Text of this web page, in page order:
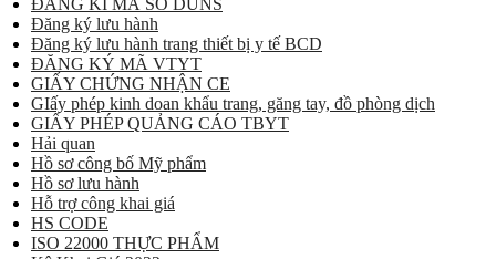
ĐĂNG KÍ MÃ SỐ DUNS
Đăng ký lưu hành
Đăng ký lưu hành trang thiết bị y tế BCD
ĐĂNG KÝ MÃ VTYT
GIẤY CHỨNG NHẬN CE
GIấy phép kinh doan khẩu trang, găng tay, đồ phòng dịch
GIẤY PHÉP QUẢNG CÁO TBYT
Hải quan
Hồ sơ công bố Mỹ phẩm
Hồ sơ lưu hành
Hỗ trợ công khai giá
HS CODE
ISO 22000 THỰC PHẨM